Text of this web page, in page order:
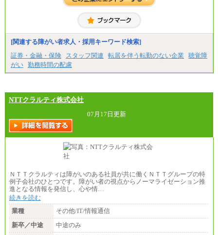
[関連する障がい者求人・採用キーワード検索]
証券・金融・保険
スタッフ関連 転居を伴う転勤のない企業
聴覚障
がい 勤務時間の配慮
NTTクラルティ株式会社
07月17日更新
ＮＴＴクラルティは障がいのある社員が共に働くＮＴＴグループの特
例子会社のひとつです。障がい者の視点からノーマライゼーション推
進となる情報を発信し、心や情…
続きを読む
業種
その他/IT/情報通信
新卒／中途
中途のみ